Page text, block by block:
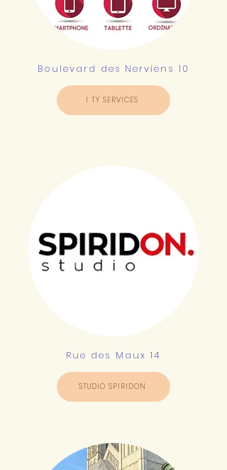
Boulevard des Nerviens 10
I TY SERVICES
Rue des Maux 14
STUDIO SPIRIDON